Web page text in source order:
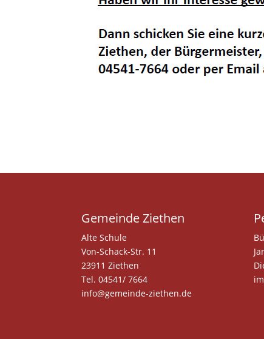
Gemeinde Ziethen
Alte Schule
Von-Schack-Str. 11
23911 Ziethen
Tel. 04541/ 7664
info@gemeinde-ziethen.de